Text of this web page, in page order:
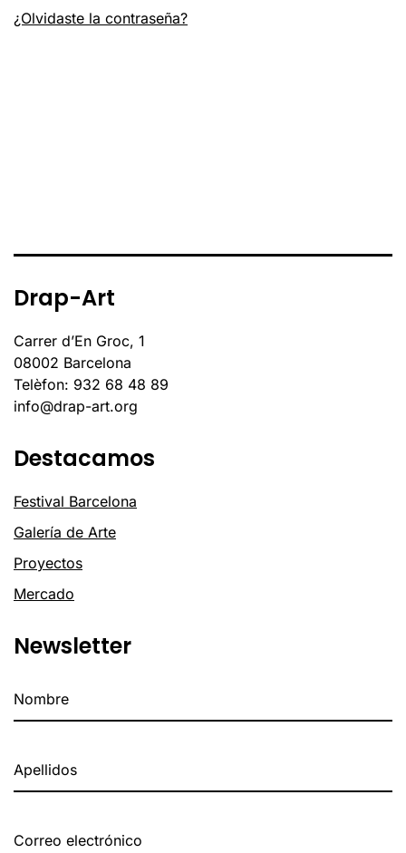
¿Olvidaste la contraseña?
Drap-Art
Carrer d’En Groc, 1
08002 Barcelona
Telèfon: 932 68 48 89
info@drap-art.org
Destacamos
Festival Barcelona
Galería de Arte
Proyectos
Mercado
Newsletter